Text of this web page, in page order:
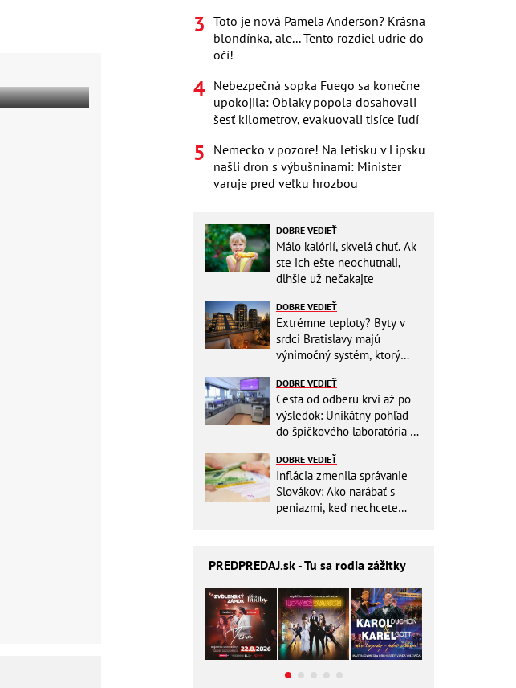
Toto je nová Pamela Anderson? Krásna
blondínka, ale... Tento rozdiel udrie do
očí!
Nebezpečná sopka Fuego sa konečne
upokojila: Oblaky popola dosahovali
šesť kilometrov, evakuovali tisíce ľudí
Nemecko v pozore! Na letisku v Lipsku
našli dron s výbušninami: Minister
varuje pred veľku hrozbou
DOBRE VEDIEŤ
Málo kalórií, skvelá chuť. Ak
ste ich ešte neochutnali,
dlhšie už nečakajte
DOBRE VEDIEŤ
Extrémne teploty? Byty v
srdci Bratislavy majú
výnimočný systém, ktorý
DOBRE VEDIEŤ
Cesta od odberu krvi až po
výsledok: Unikátny pohľad
do špičkového laboratória na
DOBRE VEDIEŤ
Inflácia zmenila správanie
Slovákov: Ako narábať s
peniazmi, keď nechcete
PREDPREDAJ.sk - Tu sa rodia zážitky